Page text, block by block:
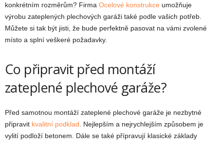
konkrétním rozměrům? Firma Ocelové konstrukce umožňuje
výrobu zateplených plechových garáži také podle vašich potřeb.
Můžete si tak být jisti, že bude perfektně pasovat na vámi zvolené
místo a splní veškeré požadavky.
Co připravit před montáží
zateplené plechové garáže?
Před samotnou montáží zateplené plechové garáže je nezbytné
připravit kvalitní podklad . Nejlepším a nejrychlejším způsobem je
vylití podloží betonem. Dále se také přípravují klasické základy